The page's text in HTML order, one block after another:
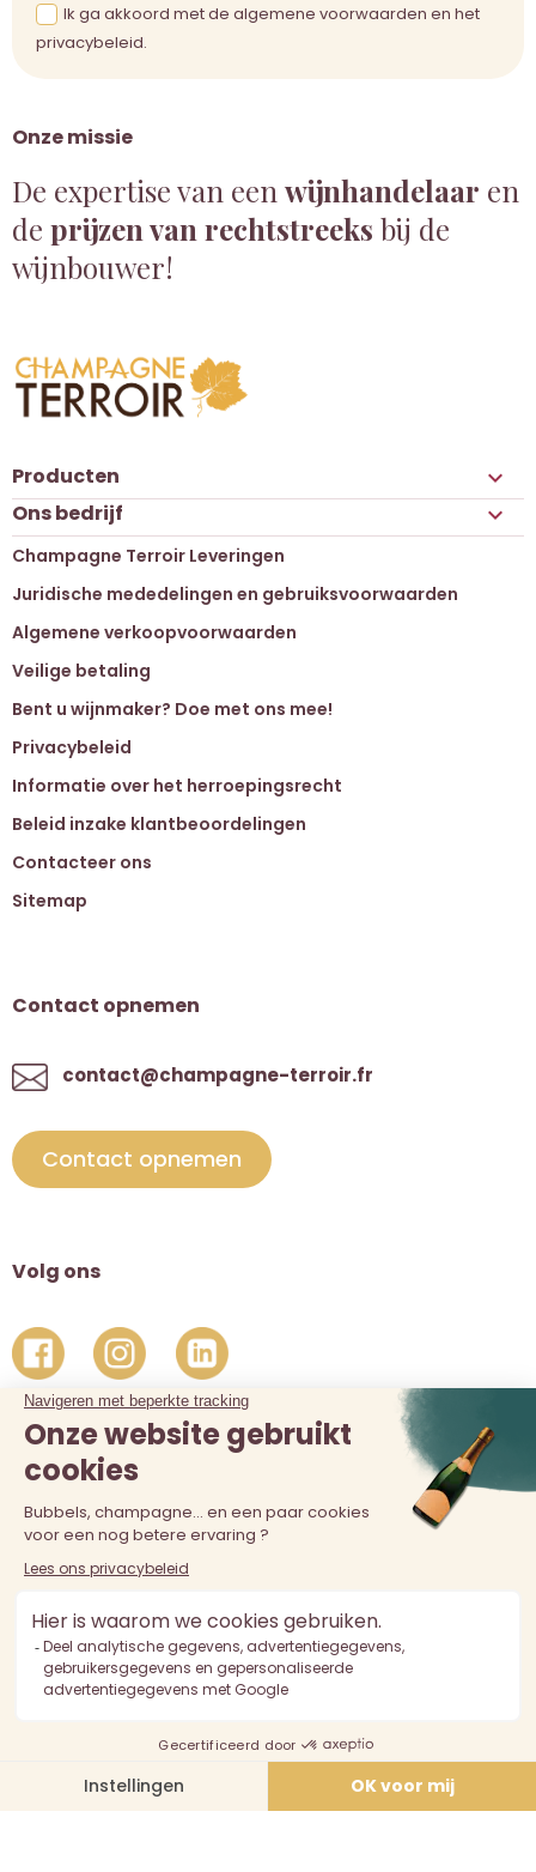
Onze missie
De expertise van een wijnhandelaar en
de prijzen van rechtstreeks bij de
wijnbouwer!
Ik ga akkoord met de algemene voorwaarden en het
privacybeleid.
Producten 
Ons bedrijf 
Champagne Terroir Leveringen
Juridische mededelingen en gebruiksvoorwaarden
Algemene verkoopvoorwaarden
Veilige betaling
Bent u wijnmaker? Doe met ons mee!
Privacybeleid
Informatie over het herroepingsrecht
Beleid inzake klantbeoordelingen
Contacteer ons
Sitemap
Contact opnemen
contact@champagne-terroir.fr
Contact opnemen
Volg ons
De verkoop van alcohol aan personen jonger dan 18 jaar is
verboden. Alcoholmisbruik is schadelijk voor de gezondheid.